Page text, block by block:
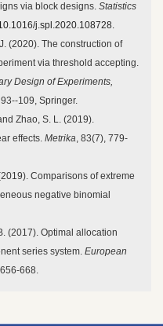
via block designs. Statistics
j.spl.2020.108728.
(2020). The construction of
via threshold accepting.
Design of Experiments,
93--109, Springer.
Zhao, S. L. (2019).
effects. Metrika, 83(7), 779-
Comparisons of extreme
negative binomial
(2017). Optimal allocation
series system. European
668.